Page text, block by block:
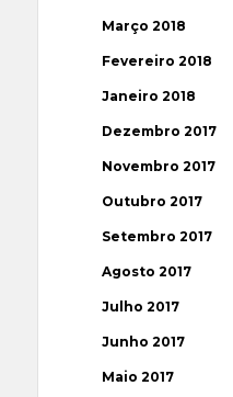
Março 2018
Fevereiro 2018
Janeiro 2018
Dezembro 2017
Novembro 2017
Outubro 2017
Setembro 2017
Agosto 2017
Julho 2017
Junho 2017
Maio 2017